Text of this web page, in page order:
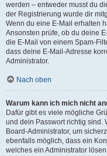
werden – entweder musst du
der Registrierung wurde dir
Wenn du eine E-Mail erhalten
Ansonsten prüfe, ob du deine
die E-Mail von einem Spam-
dass deine E-Mail-Adresse
Administrator.
Nach oben
Warum kann ich mich nicht
Dafür gibt es viele mögliche
und dein Passwort richtig sind.
Board-Administrator, um
ebenfalls möglich, dass ein
welches ein Administrator